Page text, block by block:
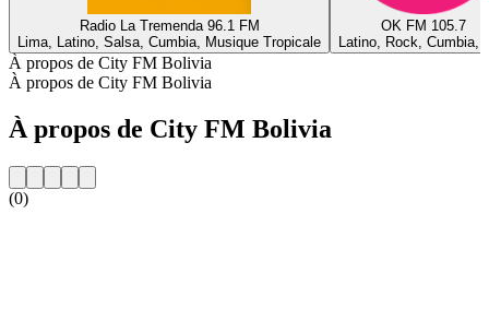
Radio La Tremenda 96.1 FM
Lima, Latino, Salsa, Cumbia, Musique Tropicale
OK FM 105.7
Latino, Rock, Cumbia,
À propos de City FM Bolivia
À propos de City FM Bolivia
À propos de City FM Bolivia
(0)